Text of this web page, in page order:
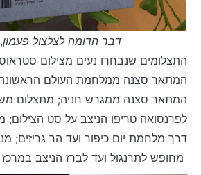
דבר הדומה לצלצול פעמון
המתאר סצנה ממלחמת העולם הראשונה
המתאר סצנה ממגרש חניה; מתצלום
לפרנסואה טריפו הניצב על סט הצילום;
דרך מלחמת יום כיפור ועד הר גריזים;